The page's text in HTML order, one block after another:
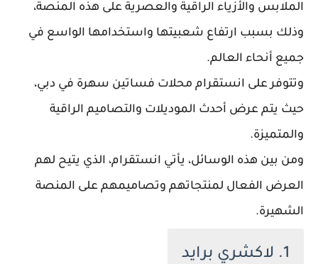
الملابس والأزياء الراقية والعصرية على هذه المنصة،
وذلك بسبب ارتفاع شعبيتها واستخدامها الواسع في
جميع أنحاء العالم.
وتتوفر على انستقرام محلات فساتين سهرة في دبي،
حيث يتم عرض أحدث الموديلات والتصاميم الراقية
والمتميزة.
ومن بين هذه الوسائل، يأتي انستقرام، الذي يتيح لهم
العرض الفعال لمنتجاتهم وتصاميمهم على المنصة
الشهيرة.
1. لاكشري برايد